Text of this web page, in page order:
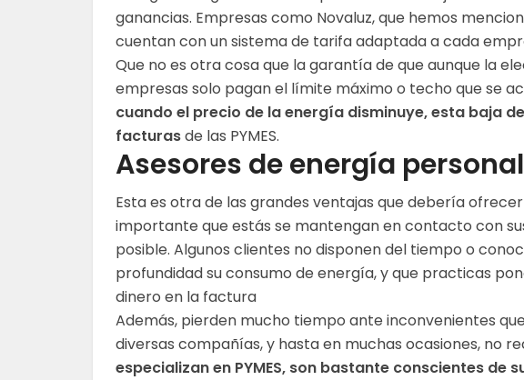
ganancias. Empresas como Novaluz, que hemos
cuentan con un sistema de tarifa adaptada a cada
Que no es otra cosa que la garantía de que aunque la
empresas solo pagan el límite máximo o techo que se
cuando el precio de la energía disminuye, esta baja
facturasde las PYMES.
Asesores de energía
Esta es otra de las grandes ventajas que debería
importante que estás se mantengan en contacto con
posible. Algunos clientes no disponen del tiempo o
profundidad su consumo de energía, y que practicas
dinero en la factura
Además, pierden mucho tiempo ante inconvenientes
diversas compañías, y hasta en muchas ocasiones, no
especializan en PYMES, son bastante conscientes de